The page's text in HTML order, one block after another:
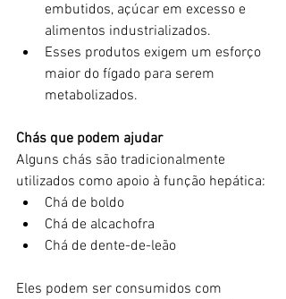
embutidos, açúcar em excesso e
alimentos industrializados.
Esses produtos exigem um esforço
maior do fígado para serem
metabolizados.
Chás que podem ajudar
Alguns chás são tradicionalmente
utilizados como apoio à função hepática:
Chá de boldo
Chá de alcachofra
Chá de dente-de-leão
Eles podem ser consumidos com